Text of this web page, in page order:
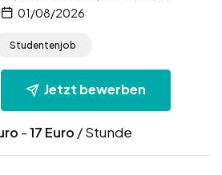
01/08/2026
Studentenjob
Jetzt bewerben
-17 Euro / Stunde